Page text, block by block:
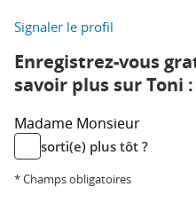
Signaler le profil
Enregistrez-vous
savoir plus sur Toni :
Madame Monsieur
sorti(e) plus tôt ?
* Champs obligatoires